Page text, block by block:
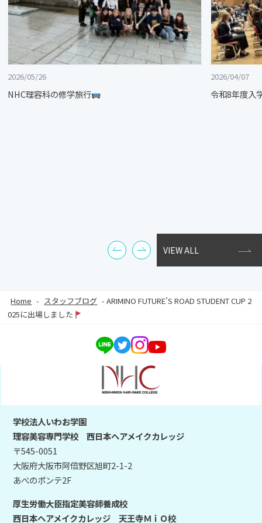
2026/05/26
NHC理容科の修学旅行
2026/04/07
令和8年度入
VIEW ALL
Home - スタッフブログ -ARIMINO FUTURE’S ROAD STUDENT CUP 2
025に出場しました
学校法人いわお学園
理容美容専門学校 西日本ヘアメイクカレッジ
〒545-0051
大阪府大阪市阿倍野区旭町2-1-2
あべのポンテ2F
厚生労働大臣指定美容師養成校
西日本ヘアメイクカレッジ 天王寺ＭｉＯ校